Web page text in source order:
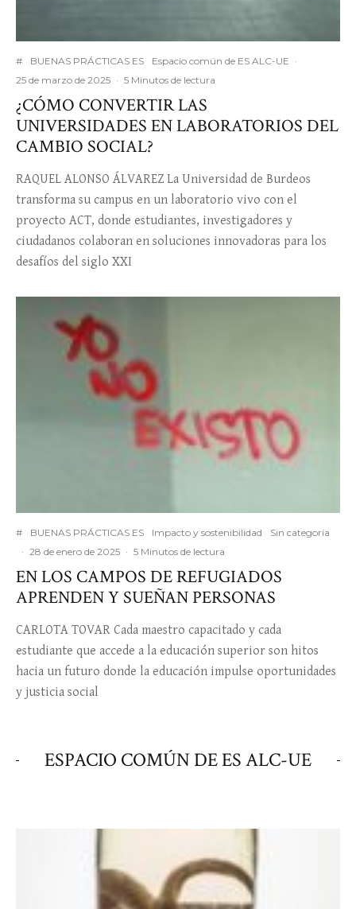
# BUENAS PRÁCTICAS ES Espacio común de ES ALC-UE ·
25 de marzo de 2025 · 5 Minutos de lectura
¿CÓMO CONVERTIR LAS
UNIVERSIDADES EN LABORATORIOS DEL
CAMBIO SOCIAL?
RAQUEL ALONSO ÁLVAREZ La Universidad de Burdeos
transforma su campus en un laboratorio vivo con el
proyecto ACT, donde estudiantes, investigadores y
ciudadanos colaboran en soluciones innovadoras para los
desafíos del siglo XXI
# BUENAS PRÁCTICAS ES Impacto y sostenibilidad
Sin categoría
· 28 de enero de 2025 · 5 Minutos de lectura
EN LOS CAMPOS DE REFUGIADOS
APRENDEN Y SUEÑAN PERSONAS
CARLOTA TOVAR Cada maestro capacitado y cada
estudiante que accede a la educación superior son hitos
hacia un futuro donde la educación impulse oportunidades
y justicia social
ESPACIO COMÚN DE ES ALC-UE